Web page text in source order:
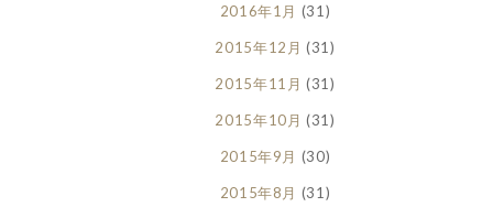
2016年1月 (31)
2015年12月 (31)
2015年11月 (31)
2015年10月 (31)
2015年9月 (30)
2015年8月 (31)